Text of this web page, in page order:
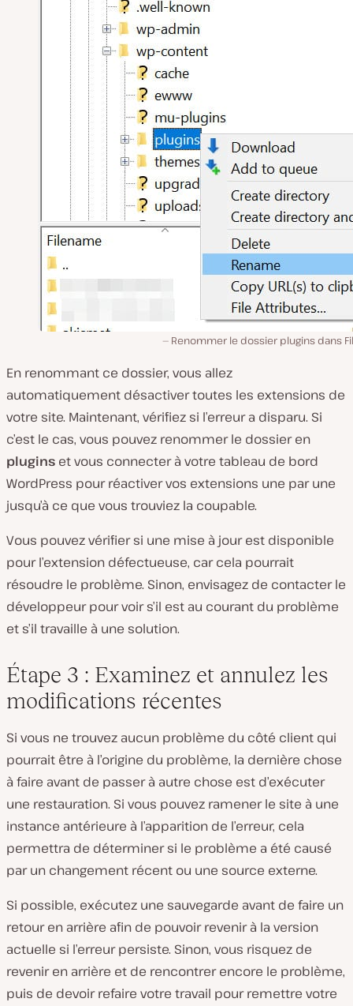
Renommer le dossier plugins dans
En renommant ce dossier, vous allez
automatiquement désactiver toutes les extensions de
votre site. Maintenant, vérifiez si l’erreur a disparu. Si
c’est le cas, vous pouvez renommer le dossier en
plugins et vous connecter à votre tableau de bord
WordPress pour réactiver vos extensions une par une
jusqu’à ce que vous trouviez la coupable.
Vous pouvez vérifier si une mise à jour est disponible
pour l’extension défectueuse, car cela pourrait
résoudre le problème. Sinon, envisagez de contacter le
développeur pour voir s’il est au courant du problème
et s’il travaille à une solution.
Étape 3 : Examinez et annulez les
modifications récentes
Si vous ne trouvez aucun problème du côté client qui
pourrait être à l’origine du problème, la dernière chose
à faire avant de passer à autre chose est d’exécuter
une restauration. Si vous pouvez ramener le site à une
instance antérieure à l’apparition de l’erreur, cela
permettra de déterminer si le problème a été causé
par un changement récent ou une source externe.
Si possible, exécutez une sauvegarde avant de faire un
retour en arrière afin de pouvoir revenir à la version
actuelle si l’erreur persiste. Sinon, vous risquez de
revenir en arrière et de rencontrer encore le problème,
puis de devoir refaire votre travail pour remettre votre